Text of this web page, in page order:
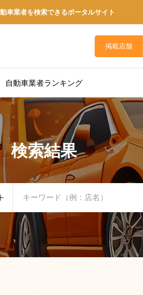
車業者を検索できるポータルサイト
掲載店舗
自動車業者ランキング
検索結果